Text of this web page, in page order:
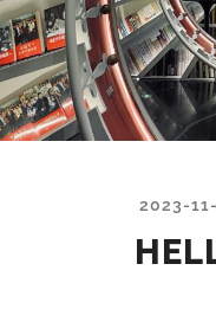
2023-